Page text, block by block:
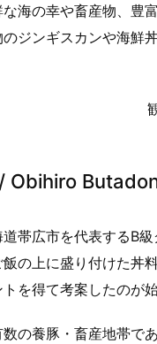
海の幸や畜産物、豊
ジンギスカンや海鮮
Obihiro
帯広市を代表するB
の上に盛り付けた丼
を得て考案したのが
の養豚・畜産地帯で